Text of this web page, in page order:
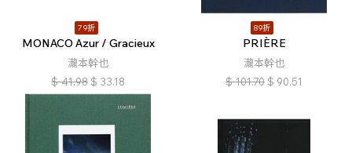
79折
MONACO Azur / Gracieux
瀧本幹也
$ 41.98 $ 33.18
89折
PRIÈRE
瀧本幹也
$ 101.70 $ 90.51